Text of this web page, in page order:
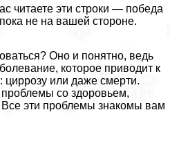
читаете эти строки — победа
не на вашей стороне.
Оно и понятно, ведь
которое приводит к
или даже cмepти.
со здоровьем,
эти проблемы знакомы вам